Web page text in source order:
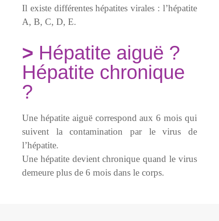
Il existe différentes hépatites virales : l’hépatite
A, B, C, D, E.
Hépatite aiguë ?
Hépatite chronique
?
Une hépatite aiguë correspond aux 6 mois qui
suivent la contamination par le virus de
l’hépatite.
Une hépatite devient chronique quand le virus
demeure plus de 6 mois dans le corps.